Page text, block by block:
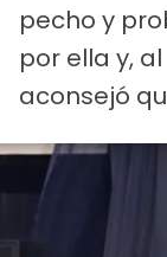
pecho y
por ella y,
aconsejó